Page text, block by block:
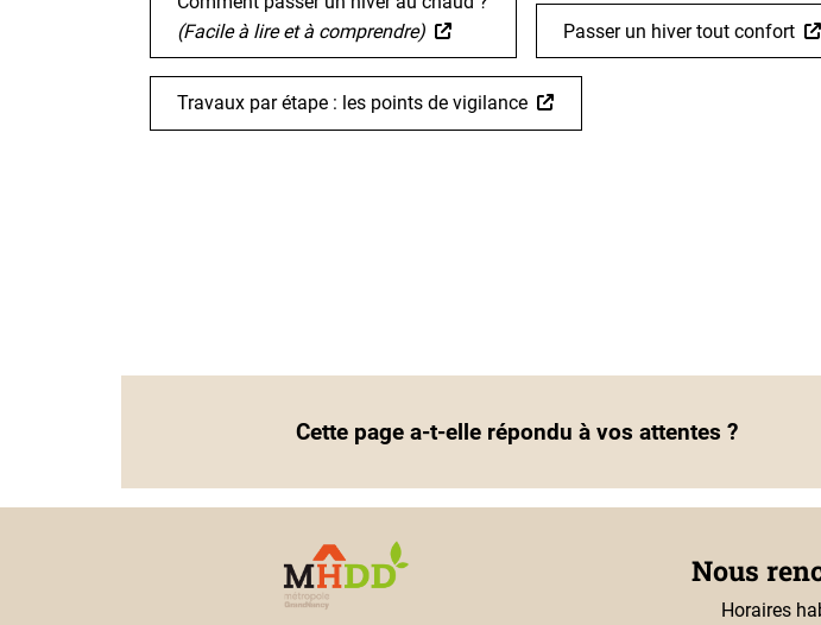
(Facile à lire et à comprendre)
Passer un hiver tout confort
Travaux par étape : les points de vigilance
Cette page a-t-elle répondu à vos attentes ?
Nous
Horaires